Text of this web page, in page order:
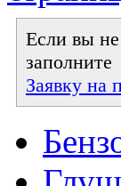
Если вы
заполните
Заявку на